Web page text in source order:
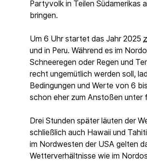
Partyvolk in Teilen Südamerikas
bringen.
Um 6 Uhr startet das Jahr 2025
und in Peru. Während es im
Schneeregen oder Regen und
recht ungemütlich werden soll,
Bedingungen und Werte von 6
schon eher zum Anstoßen unter
Drei Stunden später läuten der
schließlich auch Hawaii und
im Nordwesten der USA gelten
Wetterverhältnisse wie im